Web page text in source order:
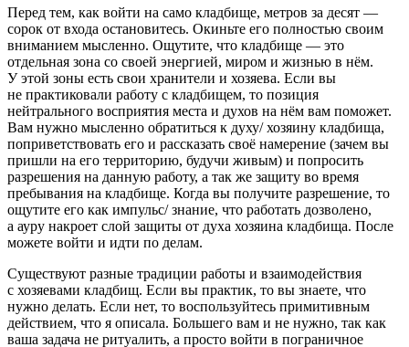
Перед тем, как войти на само кладбище, метров за десят —
сорок от входа остановитесь. Окиньте его полностью своим
вниманием мысленно. Ощутите, что кладбище — это
отдельная зона со своей энергией, миром и жизнью в нём.
У этой зоны есть свои хранители и хозяева. Если вы
не практиковали работу с кладбищем, то позиция
нейтрального восприятия места и духов на нём вам поможет.
Вам нужно мысленно обратиться к духу/ хозяину кладбища,
поприветствовать его и рассказать своё намерение (зачем вы
пришли на его территорию, будучи живым) и попросить
разрешения на данную работу, а так же защиту во время
пребывания на кладбище. Когда вы получите разрешение, то
ощутите его как импульс/ знание, что работать дозволено,
а ауру накроет слой защиты от духа хозяина кладбища. После
можете войти и идти по делам.
Существуют разные традиции работы и взаимодействия
с хозяевами кладбищ. Если вы практик, то вы знаете, что
нужно делать. Если нет, то воспользуйтесь примитивным
действием, что я описала. Большего вам и не нужно, так как
ваша задача не ритуалить, а просто войти в пограничное